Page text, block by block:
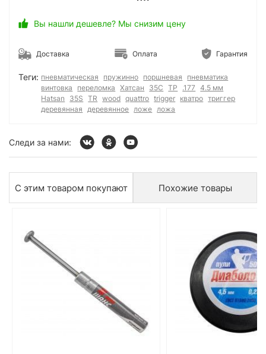
Вы нашли дешевле? Мы снизим цену
Доставка Оплата Гарантия
Теги: пневматическая пружинно поршневая
пневматика
винтовка
переломка Хатсан 35С ТР .177
4.5 мм
Hatsan
35S TR wood quattro trigger кватро триггер
деревянная
деревянное ложе ложа
Следи за нами:
С этим товаром покупают Похожие товары